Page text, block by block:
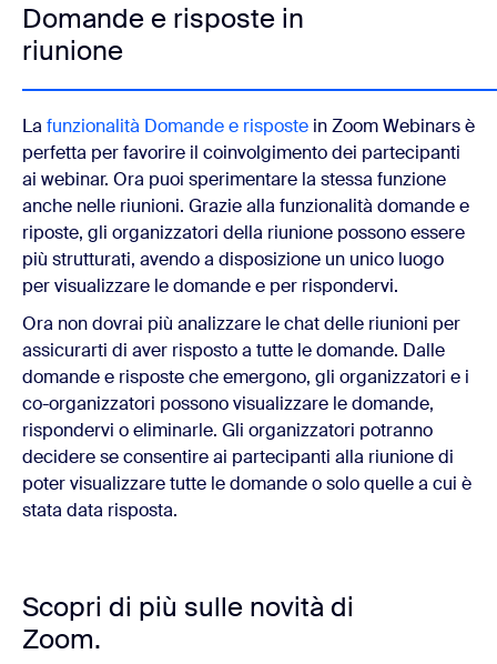
Domande e risposte in
riunione
La funzionalità Domande e risposte in Zoom Webinars è
perfetta per favorire il coinvolgimento dei partecipanti
ai webinar. Ora puoi sperimentare la stessa funzione
anche nelle riunioni. Grazie alla funzionalità domande e
riposte, gli organizzatori della riunione possono essere
più strutturati, avendo a disposizione un unico luogo
per visualizzare le domande e per rispondervi.
Ora non dovrai più analizzare le chat delle riunioni per
assicurarti di aver risposto a tutte le domande. Dalle
domande e risposte che emergono, gli organizzatori e i
co-organizzatori possono visualizzare le domande,
rispondervi o eliminarle. Gli organizzatori potranno
decidere se consentire ai partecipanti alla riunione di
poter visualizzare tutte le domande o solo quelle a cui è
stata data risposta.
Scopri di più sulle novità di
Zoom.